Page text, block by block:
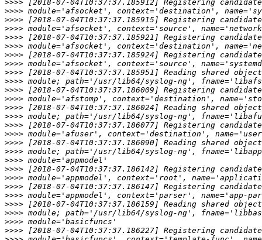
>>>>
>>>>
>>>>
>>>>
>>>>
>>>>
>>>>
>>>>
>>>>
>>>>
>>>>
>>>>
>>>>
>>>>
>>>>
>>>>
>>>>
>>>>
>>>>
>>>>
>>>>
>>>>
>>>>
>>>>
>>>>
>>>>
>>>>